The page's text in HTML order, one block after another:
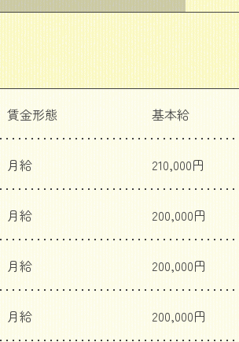
賃金形態 基本給
月給 210,000円
月給 200,000円
月給 200,000円
月給 200,000円